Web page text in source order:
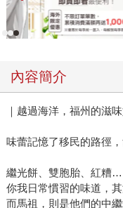
內容簡介
｜越過海洋，福州的滋
味蕾記憶了移民的路徑
繼光餅、雙胞胎、紅糟
你我日常慣習的味道，
而馬祖，則是他們的中